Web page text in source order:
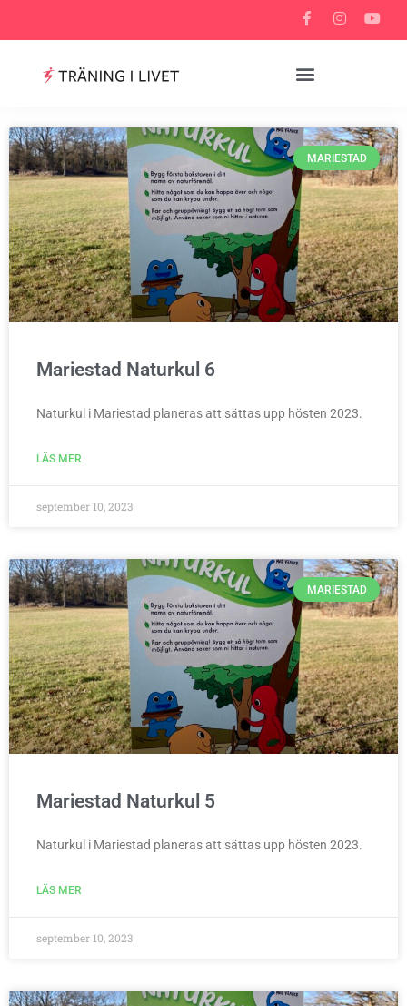
MARIESTAD
Mariestad Naturkul 6
Naturkul i Mariestad planeras att sättas upp hösten 2023.
LÄS MER
september 10, 2023
MARIESTAD
Mariestad Naturkul 5
Naturkul i Mariestad planeras att sättas upp hösten 2023.
LÄS MER
september 10, 2023